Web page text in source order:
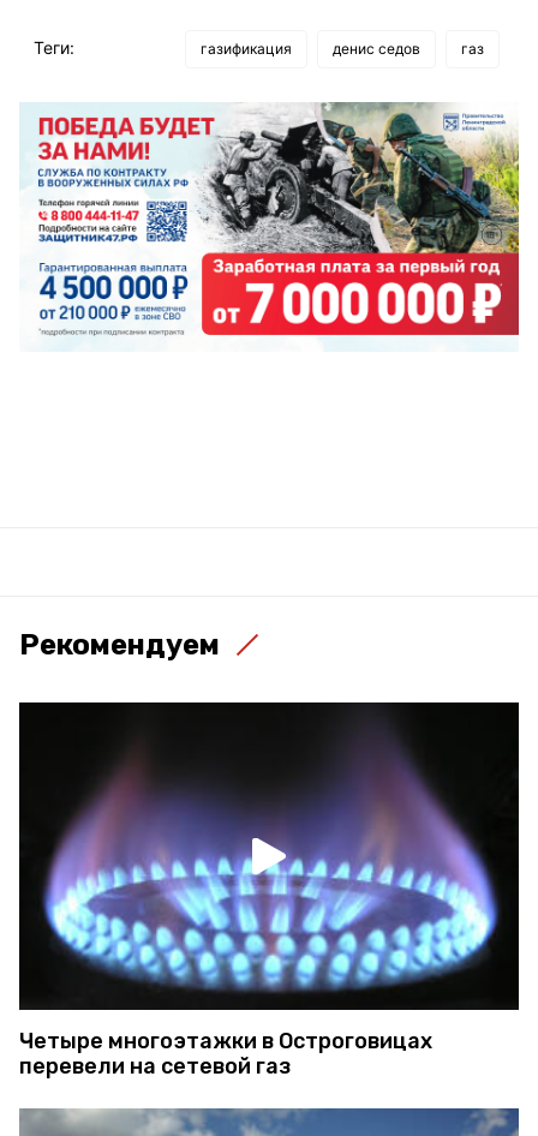
Теги: газификация денис седов газ
Рекомендуем
Четыре многоэтажки в Остроговицах
перевели на сетевой газ